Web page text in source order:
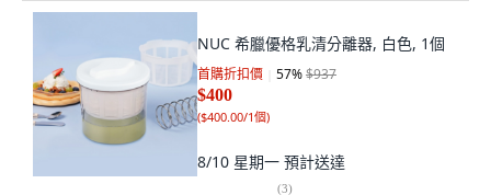
NUC 希臘優格乳清分離器, 白色, 1個
首購折扣價 57%$937
$400
($400.00/1個)
8/10 星期一 預計送達
(3)